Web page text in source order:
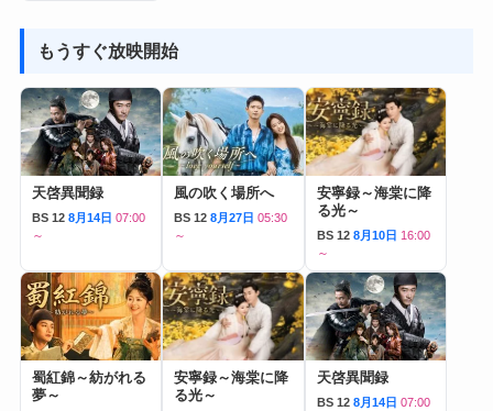
もうすぐ放映開始
天啓異聞録
BS 12 8月14日 07:00
～
風の吹く場所へ
BS 12 8月27日 05:30
～
安寧録～海棠に降
る光～
BS 12 8月10日 16:00
～
蜀紅錦～紡がれる
夢～
安寧録～海棠に降
る光～
天啓異聞録
BS 12 8月14日 07:00